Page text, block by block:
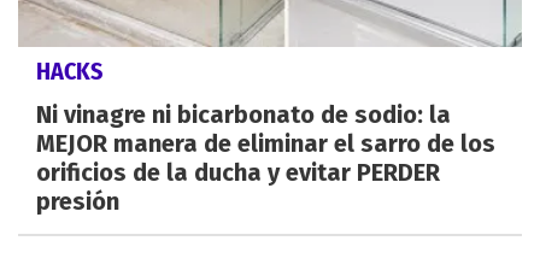
HACKS
Ni vinagre ni bicarbonato de sodio: la
MEJOR manera de eliminar el sarro de los
orificios de la ducha y evitar PERDER
presión